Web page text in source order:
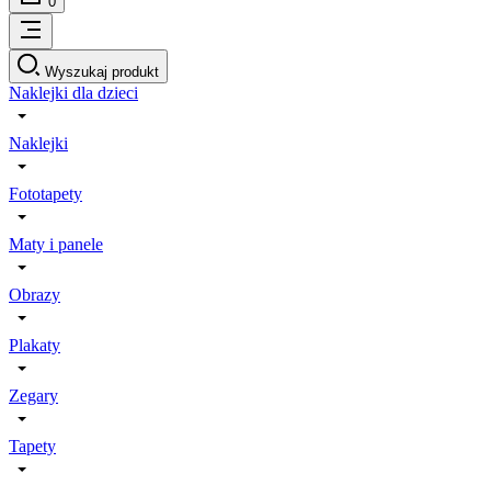
Wyszukaj produkt
Naklejki dla dzieci
Naklejki
Fototapety
Maty i panele
Obrazy
Plakaty
Zegary
Tapety